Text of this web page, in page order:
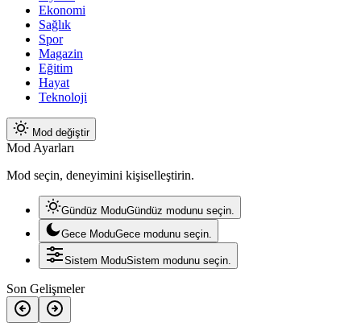
Ekonomi
Sağlık
Spor
Magazin
Eğitim
Hayat
Teknoloji
Mod değiştir
Mod Ayarları
Mod seçin, deneyimini kişiselleştirin.
Gündüz ModuGündüz modunu seçin.
Gece ModuGece modunu seçin.
Sistem ModuSistem modunu seçin.
Son Gelişmeler